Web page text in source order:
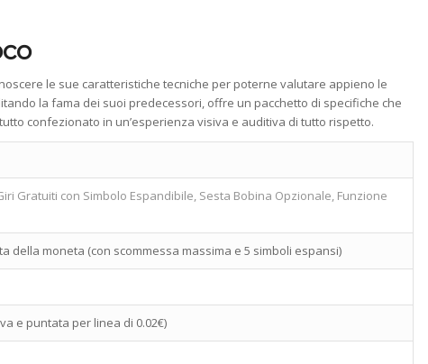
le sue caratteristiche tecniche per poterne valutare appieno le
la fama dei suoi predecessori, offre un pacchetto di specifiche che
confezionato in un’esperienza visiva e auditiva di tutto rispetto.
Gratuiti con Simbolo Espandibile, Sesta Bobina Opzionale, Funzione
della moneta (con scommessa massima e 5 simboli espansi)
e puntata per linea di 0.02€)